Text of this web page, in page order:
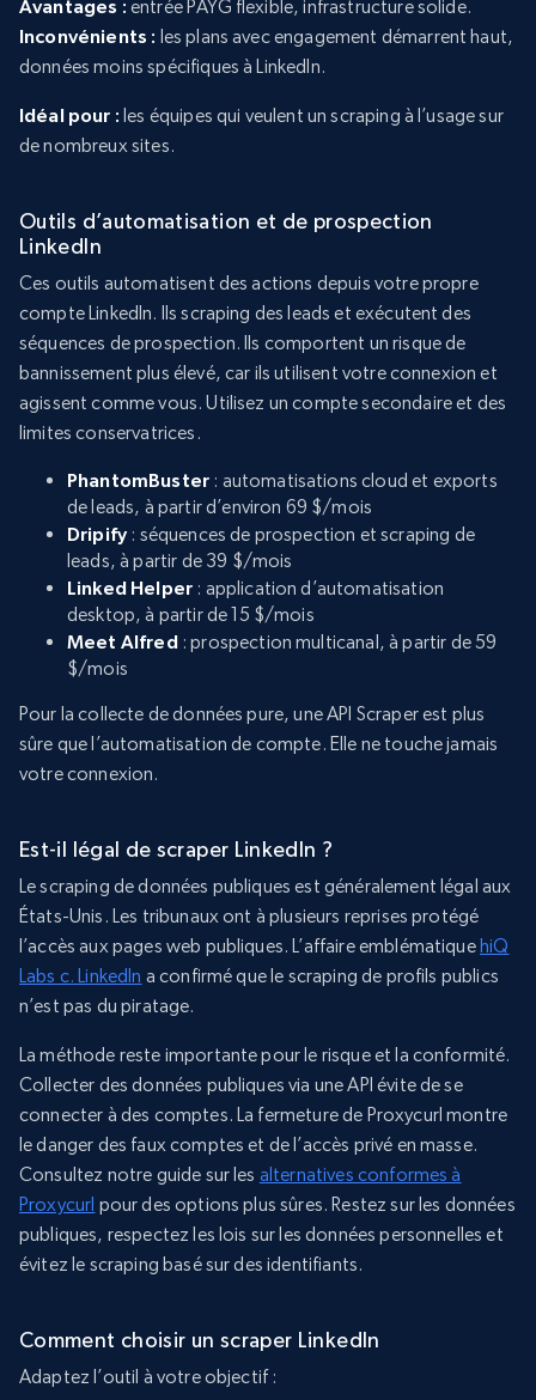
Avantages : entrée PAYG flexible, infrastructure solide.
Inconvénients : les plans avec engagement démarrent haut,
données moins spécifiques à LinkedIn.
Idéal pour : les équipes qui veulent un scraping à l’usage sur
de nombreux sites.
Outils d’automatisation et de prospection
LinkedIn
Ces outils automatisent des actions depuis votre propre
compte LinkedIn. Ils scraping des leads et exécutent des
séquences de prospection. Ils comportent un risque de
bannissement plus élevé, car ils utilisent votre connexion et
agissent comme vous. Utilisez un compte secondaire et des
limites conservatrices.
PhantomBuster : automatisations cloud et exports
de leads, à partir d’environ 69 $/mois
Dripify : séquences de prospection et scraping de
leads, à partir de 39 $/mois
Linked Helper : application d’automatisation
desktop, à partir de 15 $/mois
Meet Alfred: prospection multicanal, à partir de 59
$/mois
Pour la collecte de données pure, une API Scraper est plus
sûre que l’automatisation de compte. Elle ne touche jamais
votre connexion.
Est-il légal de scraper LinkedIn ?
Le scraping de données publiques est généralement légal aux
États-Unis. Les tribunaux ont à plusieurs reprises protégé
l’accès aux pages web publiques. L’affaire emblématique hiQ
Labs c. LinkedIn a confirmé que le scraping de profils publics
n’est pas du piratage.
La méthode reste importante pour le risque et la conformité.
Collecter des données publiques via une API évite de se
connecter à des comptes. La fermeture de Proxycurl montre
le danger des faux comptes et de l’accès privé en masse.
Consultez notre guide sur les alternatives conformes à
Proxycurl pour des options plus sûres. Restez sur les données
publiques, respectez les lois sur les données personnelles et
évitez le scraping basé sur des identifiants.
Comment choisir un scraper LinkedIn
Adaptez l’outil à votre objectif :